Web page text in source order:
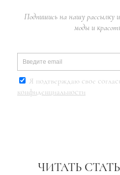
Подпишись на нашу рассылку
моды и
Я подтверждаю свое
конфиденциальности
ЧИТАТЬ